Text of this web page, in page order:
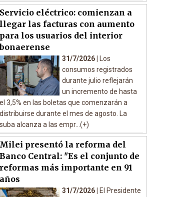
Servicio eléctrico: comienzan a
llegar las facturas con aumento
para los usuarios del interior
31/7/2026 |
Los
consumos registrados
durante julio reflejarán
un incremento de hasta
el 3,5% en las boletas que comenzarán a
distribuirse durante el mes de agosto. La
suba alcanza a las empr...(+)
Milei presentó la reforma del
Banco Central: "Es el conjunto de
reformas más importante en 91
años
31/7/2026 |
El Presidente